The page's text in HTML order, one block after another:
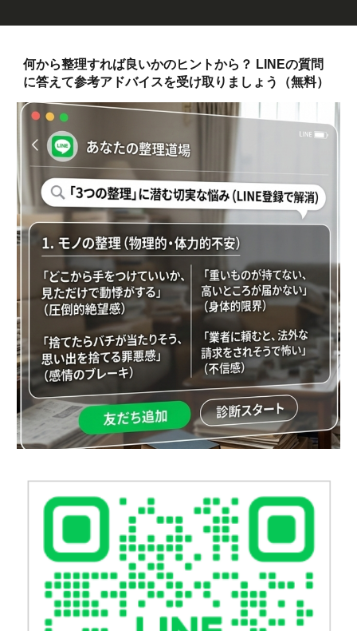
何から整理すれば良いかのヒントから？ LINEの質問
に答えて参考アドバイスを受け取りましょう（無料）